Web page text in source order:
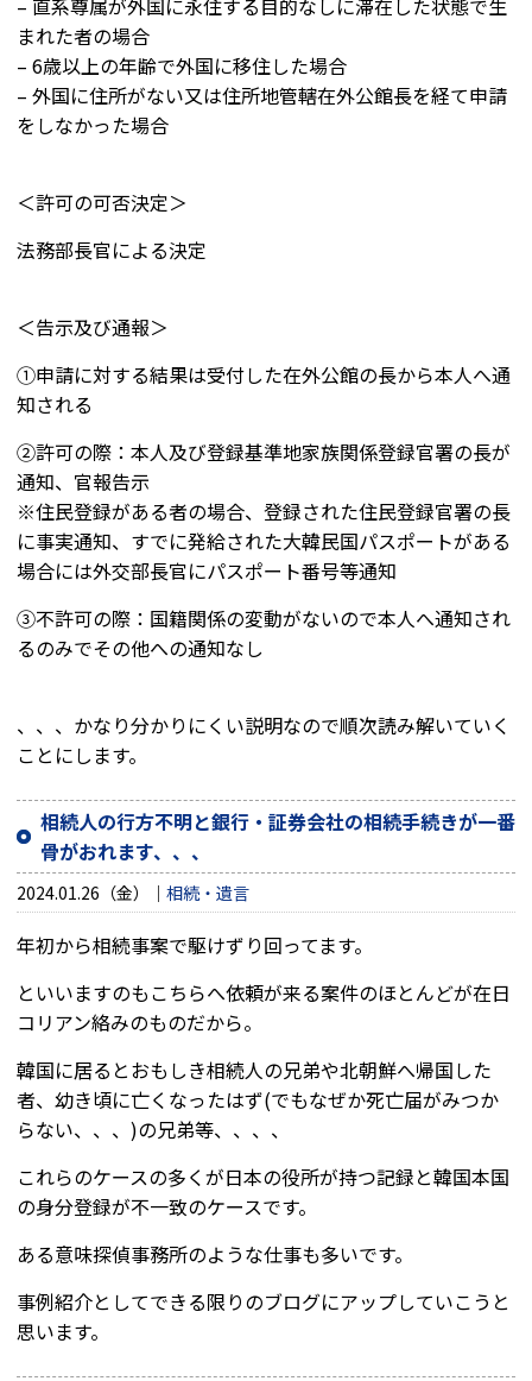
– 直系尊属が外国に永住する目的なしに滞在した状態で生
まれた者の場合
– 6歳以上の年齢で外国に移住した場合
– 外国に住所がない又は住所地管轄在外公館長を経て申請
をしなかった場合
＜許可の可否決定＞
法務部長官による決定
＜告示及び通報＞
①申請に対する結果は受付した在外公館の長から本人へ通
知される
②許可の際：本人及び登録基準地家族関係登録官署の長が
通知、官報告示
※住民登録がある者の場合、登録された住民登録官署の長
に事実通知、すでに発給された大韓民国パスポートがある
場合には外交部長官にパスポート番号等通知
③不許可の際：国籍関係の変動がないので本人へ通知され
るのみでその他への通知なし
、、、かなり分かりにくい説明なので順次読み解いていく
ことにします。
相続人の行方不明と銀行・証券会社の相続手続きが一番
骨がおれます、、、
2024.01.26（金） 相続・遺言
年初から相続事案で駆けずり回ってます。
といいますのもこちらへ依頼が来る案件のほとんどが在日
コリアン絡みのものだから。
韓国に居るとおもしき相続人の兄弟や北朝鮮へ帰国した
者、幼き頃に亡くなったはず(でもなぜか死亡届がみつか
らない、、、)の兄弟等、、、、
これらのケースの多くが日本の役所が持つ記録と韓国本国
の身分登録が不一致のケースです。
ある意味探偵事務所のような仕事も多いです。
事例紹介としてできる限りのブログにアップしていこうと
思います。